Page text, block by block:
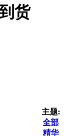
货
主题:
全部
精华